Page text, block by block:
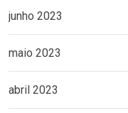
junho 2023
maio 2023
abril 2023